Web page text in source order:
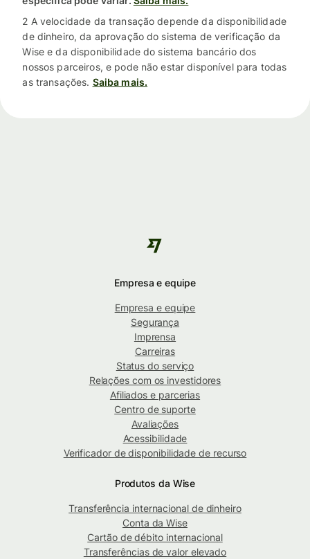
2 A velocidade da transação depende da disponibilidade
de dinheiro, da aprovação do sistema de verificação da
Wise e da disponibilidade do sistema bancário dos
nossos parceiros, e pode não estar disponível para todas
as transações. Saiba mais.
Empresa e equipe
Empresa e equipe
Segurança
Imprensa
Carreiras
Status do serviço
Relações com os investidores
Afiliados e parcerias
Centro de suporte
Avaliações
Acessibilidade
Verificador de disponibilidade de recurso
Produtos da Wise
Transferência internacional de dinheiro
Conta da Wise
Cartão de débito internacional
Transferências de valor elevado